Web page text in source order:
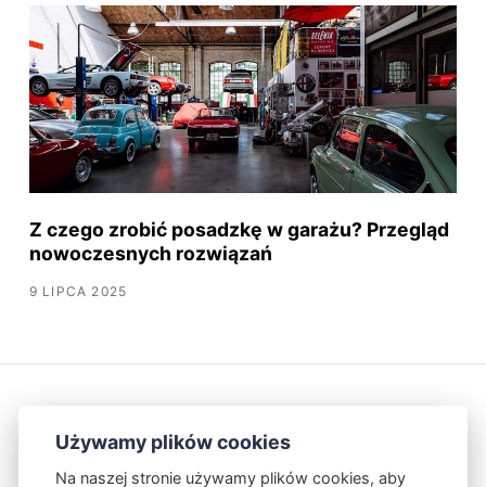
Z czego zrobić posadzkę w garażu? Przegląd
nowoczesnych rozwiązań
9 LIPCA 2025
Używamy plików cookies
Na naszej stronie używamy plików cookies, aby